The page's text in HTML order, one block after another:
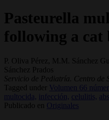
Pasteurella
following a cat
P. Oliva Pérez, M.M. Sánchez
Sánchez Prados
Servicio de Pediatría. Centro
Tagged under
Volumen 66
multocida,
infección, celulitis,
Publicado en
Originales